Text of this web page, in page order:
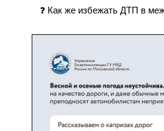
❓ Как же избежать ДТП в